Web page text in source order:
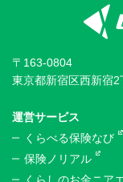
〒163-0804
東京都新宿区西新宿
運営サービス
くらべる保険なび
保険ノリアル